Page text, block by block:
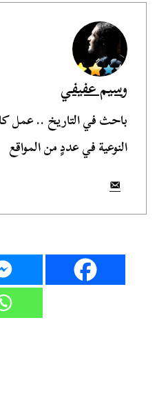
وسيم عفيفي
باحث في التاريخ .. عمل
النوعية في عددٍ من المواقع